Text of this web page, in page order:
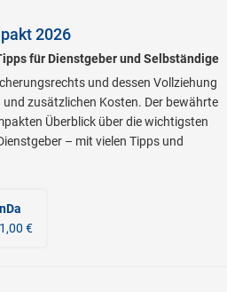
2026
für Dienstgeber und Selbständige
und dessen Vollziehung
zusätzlichen Kosten. Der bewährte
Überblick über die wichtigsten
– mit vielen Tipps und
€